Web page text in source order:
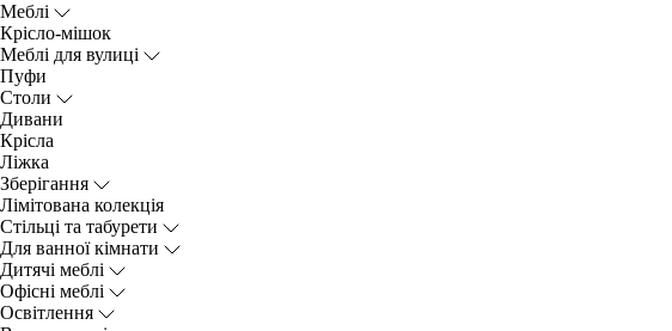
Меблі
Крісло-мішок
Меблі для вулиці
Пуфи
Столи
Дивани
Крісла
Ліжка
Зберігання
Лімітована колекція
Стільці та табурети
Для ванної кімнати
Дитячі меблі
Офісні меблі
Освітлення